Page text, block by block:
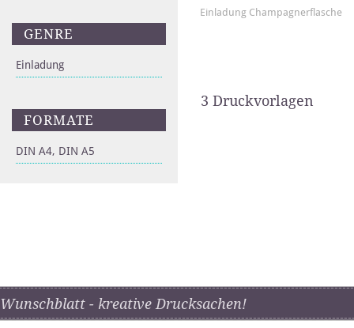
GENRE
Einladung
FORMATE
DIN A4, DIN A5
Einladung Champagnerflasche
3 Druckvorlagen
Wunschblatt - kreative Drucksachen!